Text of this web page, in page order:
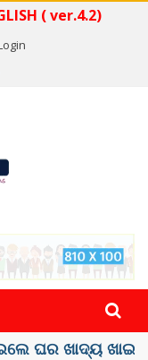
( ver.4.2)
ଶାହରୁଖ ଖାନ୍